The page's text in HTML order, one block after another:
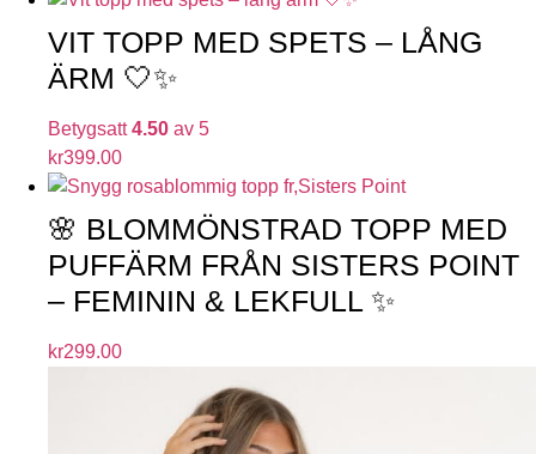
VIT TOPP MED SPETS – LÅNG
ÄRM 🤍✨
Betygsatt4.50 av 5
kr399.00
🌸 BLOMMÖNSTRAD TOPP MED
PUFFÄRM FRÅN SISTERS POINT
– FEMININ & LEKFULL ✨
kr299.00